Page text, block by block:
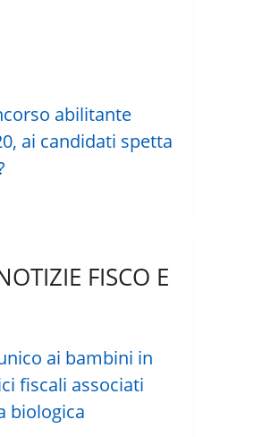
abilitante
ai candidati spetta
FISCO E